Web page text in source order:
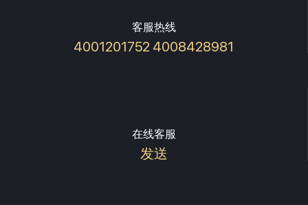
客服热线
4001201752 4008428981
在线客服
发送